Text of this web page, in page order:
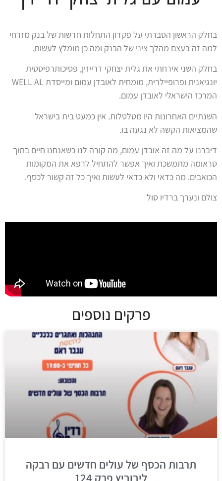
בחלק הראשון הסברתי על פקדון התחלות חדשות של בנק מזרחי
למה זה בעצם מהלך ציני של הבנק ומה כן מומלץ לעשות.
בחלק השני אירחתי את גלית יצחקי דרייזין, פסיכותרפיסטית
יונגיאנית ופרופיילרית, מומחית לאובדן עמום ומייסדת WELL AL
המרכז הישראלי לאובדן עמום.
השנתיים האחרונות היו מטלטלות. אין כמעט בית בישראל
שהמציאות הקשה לא נגעה בו.
דיברנו על מה זה אובדן עמום, מה קורה לנו כשאנחנו חיים בתוך
טראומה מתמשכת ואיך אפשר להתחיל לרפא את המקומות
הכואבים. מה כדאי ולא כדאי לעשות ואיך כל זה קשור לכסף.
צולם ונערך ברדיו סול
פרקים נוספים
תרבות הכסף של עולים חדשים עם רבקה
ליבוביץ פרק 124